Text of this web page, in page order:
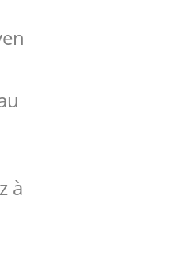
à